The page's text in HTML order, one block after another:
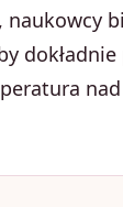
naukowcy